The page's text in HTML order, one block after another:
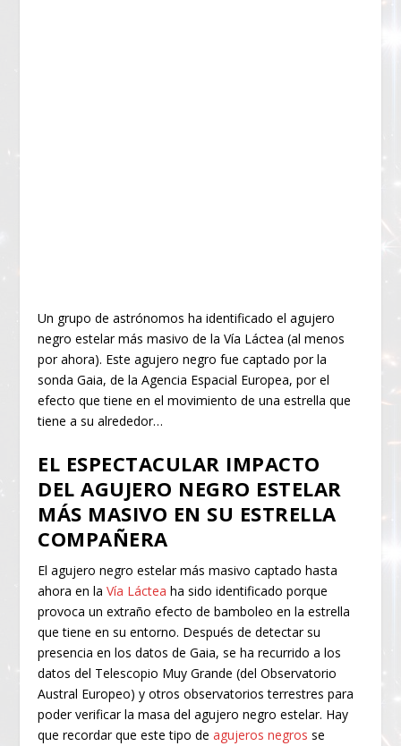
Un grupo de astrónomos ha identificado el agujero
negro estelar más masivo de la Vía Láctea (al menos
por ahora). Este agujero negro fue captado por la
sonda Gaia, de la Agencia Espacial Europea, por el
efecto que tiene en el movimiento de una estrella que
tiene a su alrededor…
EL ESPECTACULAR IMPACTO
DEL AGUJERO NEGRO ESTELAR
MÁS MASIVO EN SU ESTRELLA
COMPAÑERA
El agujero negro estelar más masivo captado hasta
ahora en laVía Láctea ha sido identificado porque
provoca un extraño efecto de bamboleo en la estrella
que tiene en su entorno. Después de detectar su
presencia en los datos de Gaia, se ha recurrido a los
datos del Telescopio Muy Grande (del Observatorio
Austral Europeo) y otros observatorios terrestres para
poder verificar la masa del agujero negro estelar. Hay
que recordar que este tipo deagujeros negros se